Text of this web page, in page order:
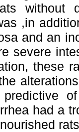
,in
and an
severe
these
had a